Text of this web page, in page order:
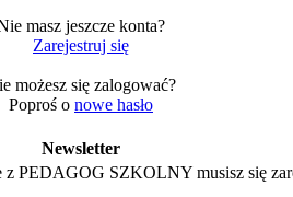
masz jeszcze konta?
Zarejestruj się
możesz się zalogować?
Poproś o nowe hasło
Newsletter
PEDAGOG SZKOLNY musisz się